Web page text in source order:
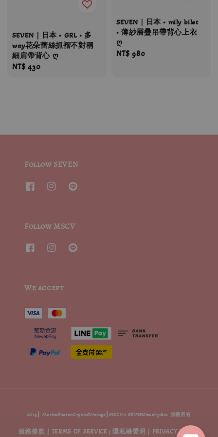
SEVEN｜日本 • GRL • 多
way花朵蕾絲抓褶不對稱
細肩帶背心 ღ
Regular
NT$ 430
SEVEN｜日本 • mily bilet
• 薄紗層疊吊帶背心上衣
ღ
Regular
NT$ 980
Follow SEVEN
Follow MSCV
We accept
2015┃ MoritaSharonCrystalVintage┃MSCV.× SEVENJewelry&co 版權所有
服務條款 | TERMS OF SERVICE | 隱私權聲明 | PRIVACY POLICY